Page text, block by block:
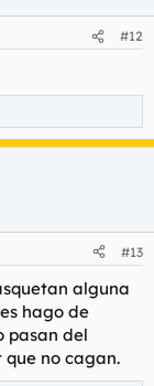
#12
#13
alguna
hago de
pasan del
que no cagan.